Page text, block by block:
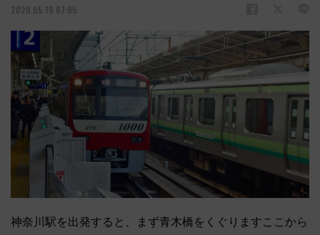
2020.05.19 07:05
神奈川駅を出発すると、まず青木橋をくぐりますここから